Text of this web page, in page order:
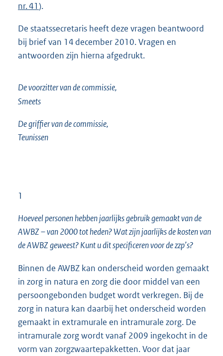
nr. 41).
De staatssecretaris heeft deze vragen beantwoord
bij brief van 14 december 2010. Vragen en
antwoorden zijn hierna afgedrukt.
De voorzitter van de commissie,
Smeets
De griffier van de commissie,
Teunissen
1
Hoeveel personen hebben jaarlijks gebruik gemaakt van de
AWBZ – van 2000 tot heden? Wat zijn jaarlijks de kosten van
de AWBZ geweest? Kunt u dit specificeren voor de zzp’s?
Binnen de AWBZ kan onderscheid worden gemaakt
in zorg in natura en zorg die door middel van een
persoongebonden budget wordt verkregen. Bij de
zorg in natura kan daarbij het onderscheid worden
gemaakt in extramurale en intramurale zorg. De
intramurale zorg wordt vanaf 2009 ingekocht in de
vorm van zorgzwaartepakketten. Voor dat jaar